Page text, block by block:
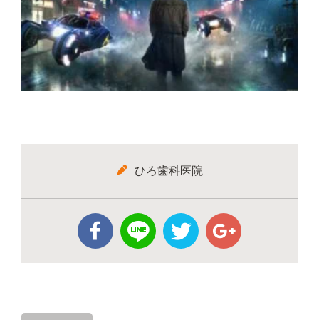
ひろ歯科医院